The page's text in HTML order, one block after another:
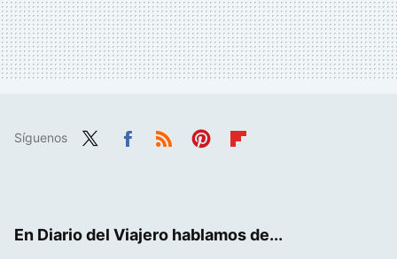
Síguenos
En Diario del Viajero hablamos de...